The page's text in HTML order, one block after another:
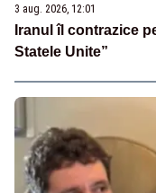
3 aug. 2026, 12:01
Iranul îl contrazice
Statele Unite”